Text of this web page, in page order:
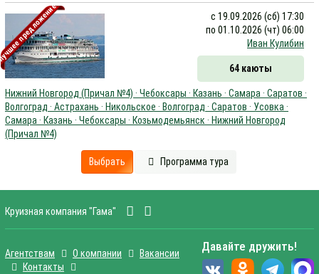
предложение
с 19.09.2026 (сб) 17:30
по 01.10.2026 (чт) 06:00
Иван Кулибин
64 каюты
Нижний Новгород (Причал №4) · Чебоксары · Казань · Самара · Саратов ·
Волгоград · Астрахань · Никольское · Волгоград · Саратов · Усовка ·
Самара · Казань · Чебоксары · Козьмодемьянск · Нижний Новгород
(Причал №4)
Выбрать Программа тура
Круизная компания "Гама"
Агентствам О компании
Вакансии
Контакты
Давайте дружить!